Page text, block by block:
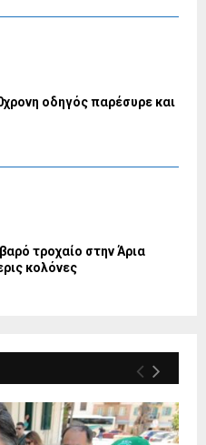
οδηγός παρέσυρε και
τροχαίο στην Άρια
κολόνες